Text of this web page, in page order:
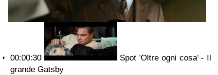
00:00:30
Spot 'Oltre ogni cosa' - Il
grande Gatsby